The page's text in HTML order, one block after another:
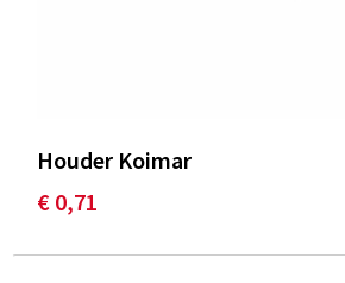
Houder Koimar
€ 0,71